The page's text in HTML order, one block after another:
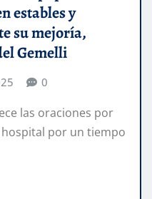
estables y
su mejoría,
Gemelli
0
las oraciones por
hospital por un tiempo